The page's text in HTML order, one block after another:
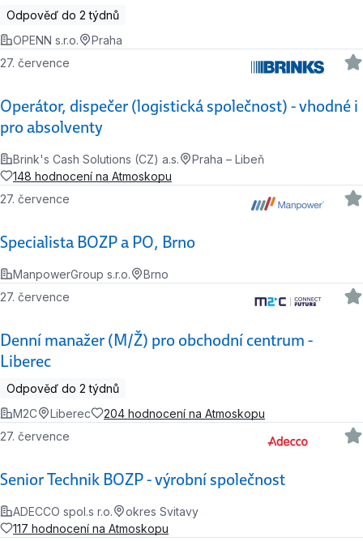
Odpověď do 2 týdnů
OPENN s.r.o.
Praha
Operátor, dispečer (logistická společnost) - vhodné i
pro absolventy
27. července
Brink's Cash Solutions (CZ) a.s.
Praha – Libeň
148 hodnocení na Atmoskopu
Specialista BOZP a PO, Brno
27. července
ManpowerGroup s.r.o. Brno
Denní manažer (M/Ž) pro obchodní centrum -
Liberec
27. července
Odpověď do 2 týdnů
M2C
Liberec 204 hodnocení na Atmoskopu
Senior Technik BOZP - výrobní společnost
27. července
ADECCO spol.s r.o.
okres Svitavy
117 hodnocení na Atmoskopu